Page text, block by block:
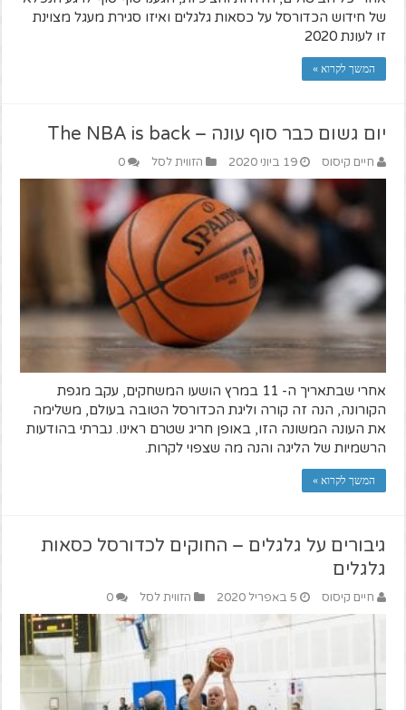
של חידוש הכדורסל על כסאות גלגלים ואיזו סגירת מעגל מצוינת
זו לעונת 2020
המשך לקרוא »
יום גשום כבר סוף עונה – The NBA is back
חיים קיסוס 19 ביוני 2020 הזווית לסל 0
אחרי שבתאריך ה- 11 במרץ הושעו המשחקים, עקב מגפת
הקורונה, הנה זה קורה וליגת הכדורסל הטובה בעולם, משלימה
את העונה המשונה הזו, באופן חריג שטרם ראינו. נברתי בהודעות
הרשמיות של הליגה והנה מה שצפוי לקרות.
המשך לקרוא »
גיבורים על גלגלים – החוקים לכדורסל כסאות
גלגלים
חיים קיסוס 5 באפריל 2020 הזווית לסל 0